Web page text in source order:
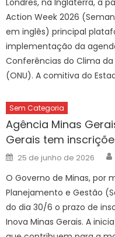
Action Week 2026
em inglês) principal
implementação da
Conferências do Clima
(ONU). A comitiva do
Sem Categoria
Agência Minas
Gerais tem
Posted
on
25 de junho de 2026
O Governo de Minas, por
Planejamento e Gestão
do dia 30/6 o prazo de
Inova Minas Gerais. A